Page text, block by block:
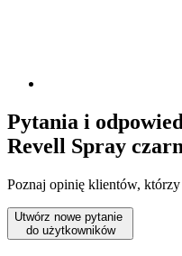
Pytania i
Revell Spray
Poznaj opinię klientów,
Utwórz nowe pytanie
do użytkowników